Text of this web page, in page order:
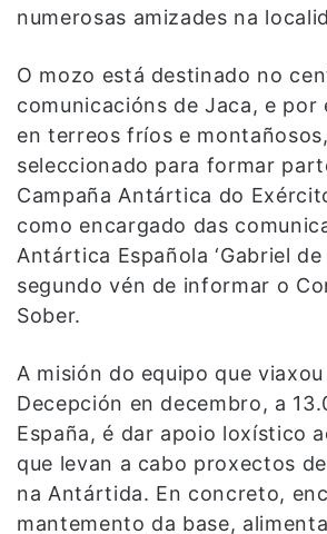
numerosas amizades na
O mozo está destinado no
comunicacións de Jaca, e por
en terreos fríos e
seleccionado para formar
Campaña Antártica do
como encargado das
Antártica Española ‘Gabriel de
segundo vén de informar o
Sober.
A misión do equipo que viaxou
Decepción en decembro, a
España, é dar apoio loxístico
que levan a cabo proxectos
na Antártida. En concreto,
mantemento da base,